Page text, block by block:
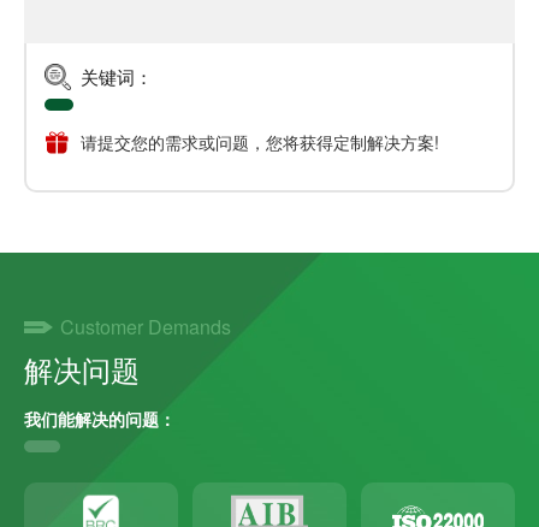
关键词：
请提交您的需求或问题，您将获得定制解决方案!
Customer Demands
解决问题
我们能解决的问题：